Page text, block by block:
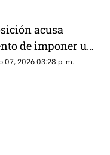
acusa
de imponer una
narrativa y limitar
07, 2026 03:28 p. m.